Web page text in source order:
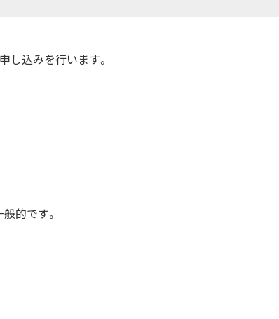
し込みを行います。
的です。